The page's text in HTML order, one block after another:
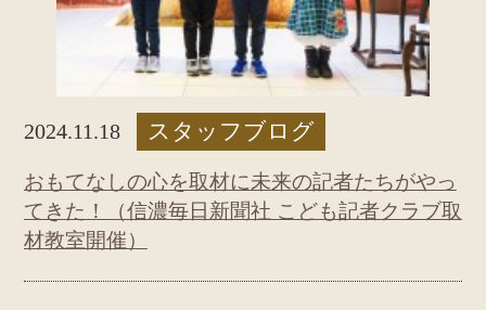
2024.11.18 スタッフブログ
おもてなしの心を取材に未来の記者たちがやっ
てきた！（信濃毎日新聞社 こども記者クラブ取
材教室開催）